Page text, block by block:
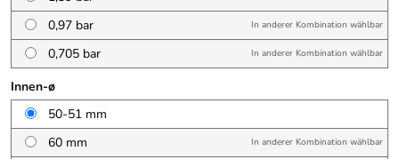
0,97 bar In anderer Kombination wählbar
0,705 bar In anderer Kombination wählbar
Innen-ø
50-51 mm
60 mm
In anderer Kombination wählbar